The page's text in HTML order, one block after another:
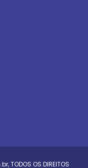
, TODOS OS DIREITOS